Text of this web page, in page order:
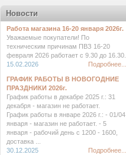
Новости
Работа магазина 16-20 января 2026г.
Уважаемые покупатели! По
техническим причинам ПВЗ 16-20
февраля 2026 работает с 9.30 до 16.30.
15.02.2026
Подробнее...
ГРАФИК РАБОТЫ В НОВОГОДНИЕ
ПРАЗДНИКИ 2026г.
График работы в декабре 2025 г.: 31
декабря - магазин не работает.
График работы в январе 2026 г.: - 01/04
января - магазин не работает. - 5
января - рабочий день с 1200 - 1600,
доставка ...
30.12.2025
Подробнее...